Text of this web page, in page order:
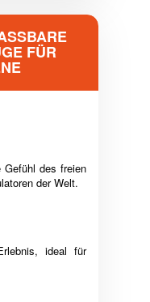
FÜR
des freien
der Welt.
ideal für